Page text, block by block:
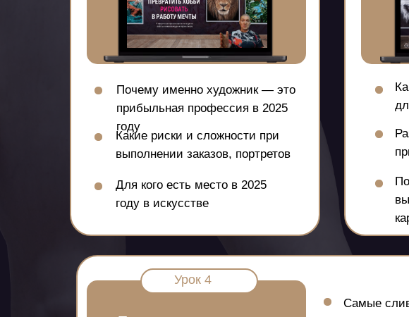
Самые
Урок 4
Для кого есть место в 2025
году в искусстве
Какие риски и сложности при
выполнении заказов, портретов
Почему именно художник — это
прибыльная профессия в 2025
году